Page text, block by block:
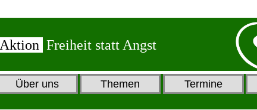
Aktion Freiheit statt Angst
Über uns Themen Termine